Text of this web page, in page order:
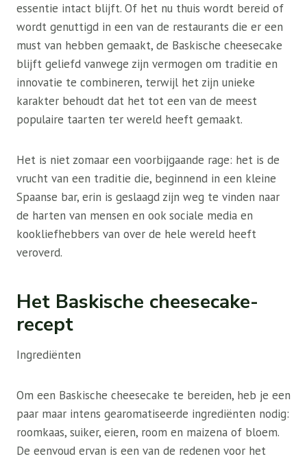
essentie intact blijft. Of het nu thuis wordt bereid of
wordt genuttigd in een van de restaurants die er een
must van hebben gemaakt, de Baskische cheesecake
blijft geliefd vanwege zijn vermogen om traditie en
innovatie te combineren, terwijl het zijn unieke
karakter behoudt dat het tot een van de meest
populaire taarten ter wereld heeft gemaakt.
Het is niet zomaar een voorbijgaande rage: het is de
vrucht van een traditie die, beginnend in een kleine
Spaanse bar, erin is geslaagd zijn weg te vinden naar
de harten van mensen en ook sociale media en
kookliefhebbers van over de hele wereld heeft
veroverd.
Het Baskische cheesecake-
recept
Ingrediënten
Om een ​​Baskische cheesecake te bereiden, heb je een
paar maar intens gearomatiseerde ingrediënten nodig:
roomkaas, suiker, eieren, room en maizena of bloem.
De eenvoud ervan is een van de redenen voor het